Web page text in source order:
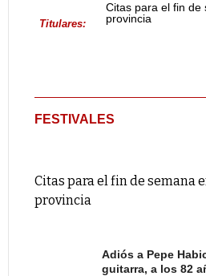
Titulares:
Citas para el fin de
provincia
FESTIVALES
Citas para el fin de semana
provincia
Adiós a Pepe
guitarra, a los 82